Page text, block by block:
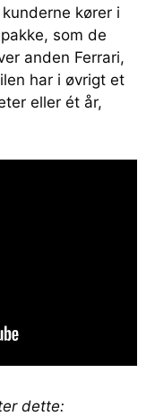
kører i
som de
anden Ferrari,
har i øvrigt et
eller ét år,
dette: